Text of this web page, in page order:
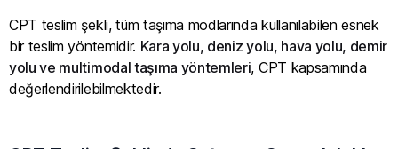
CPT teslim şekli, tüm taşıma modlarında kullanılabilen esnek
bir teslim yöntemidir. Kara yolu, deniz yolu, hava yolu, demir
yolu ve multimodal taşıma yöntemleri, CPT kapsamında
değerlendirilebilmektedir.